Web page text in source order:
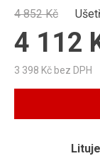
4 852Kč
4 112
3 398 Kč bez DPH